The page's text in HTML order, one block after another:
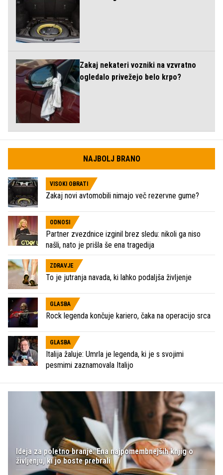
Zakaj nekateri vozniki na vzvratno
ogledalo privežejo belo krpo?
NAJBOLJ BRANO
VISOKI OBRATI
Zakaj novi avtomobili nimajo več rezervne gume?
ODNOSI
Partner zvezdnice izginil brez sledu: nikoli ga niso
našli, nato je prišla še ena tragedija
ZDRAVJE
To je jutranja navada, ki lahko podaljša življenje
GLASBA
Rock legenda končuje kariero, čaka na operacijo srca
GLASBA
Italija žaluje: Umrla je legenda, ki je s svojimi
pesmimi zaznamovala Italijo
Ideja za poletno branje: Ena najpomembnejših knjig o
življenju, ki jo boste prebrali